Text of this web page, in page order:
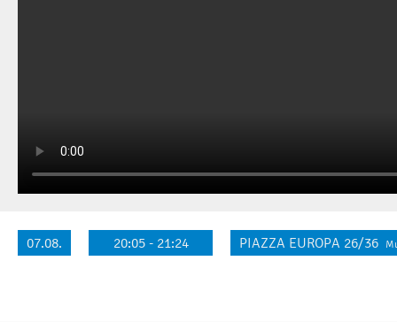
07.08. 20:05 - 21:24 PIAZZA EUROPA 26/36